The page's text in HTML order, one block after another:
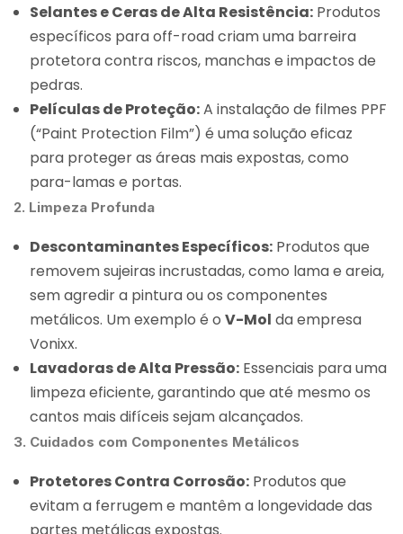
Selantes e Ceras de Alta Resistência: Produtos
específicos para off-road criam uma barreira
protetora contra riscos, manchas e impactos de
pedras.
Películas de Proteção:A instalação de filmes PPF
(“Paint Protection Film”) é uma solução eficaz
para proteger as áreas mais expostas, como
para-lamas e portas.
2. Limpeza Profunda
Descontaminantes Específicos: Produtos que
removem sujeiras incrustadas, como lama e areia,
sem agredir a pintura ou os componentes
metálicos. Um exemplo é o V-Mol da empresa
Vonixx.
Lavadoras de Alta Pressão: Essenciais para uma
limpeza eficiente, garantindo que até mesmo os
cantos mais difíceis sejam alcançados.
3. Cuidados com Componentes Metálicos
Protetores Contra Corrosão: Produtos que
evitam a ferrugem e mantêm a longevidade das
partes metálicas expostas.